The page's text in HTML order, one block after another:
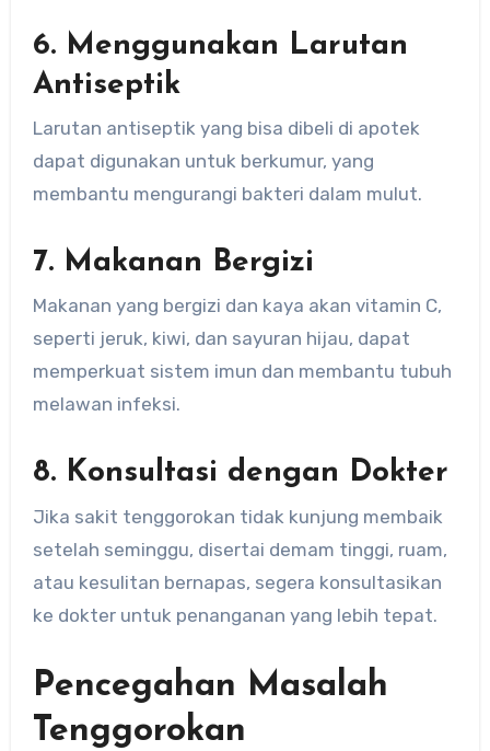
6. Menggunakan Larutan
Antiseptik
Larutan antiseptik yang bisa dibeli di apotek
dapat digunakan untuk berkumur, yang
membantu mengurangi bakteri dalam mulut.
7. Makanan Bergizi
Makanan yang bergizi dan kaya akan vitamin C,
seperti jeruk, kiwi, dan sayuran hijau, dapat
memperkuat sistem imun dan membantu tubuh
melawan infeksi.
8. Konsultasi dengan Dokter
Jika sakit tenggorokan tidak kunjung membaik
setelah seminggu, disertai demam tinggi, ruam,
atau kesulitan bernapas, segera konsultasikan
ke dokter untuk penanganan yang lebih tepat.
Pencegahan Masalah
Tenggorokan